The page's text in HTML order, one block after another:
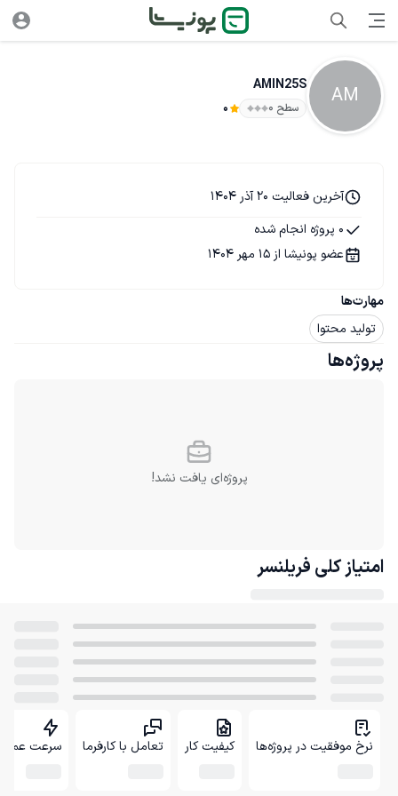
AM
AMIN25S
سطح ۰ 0
مهارت‌ها
تولید محتوا
آخرین فعالیت 20 آذر 1404
0 پروژه انجام شده
عضو پونیشا از 15 مهر 1404
پروژه‌ها
پروژه‌ای یافت نشد!
امتیاز کلی فریلنسر
نرخ موفقیت در پروژه‌ها کیفیت کار تعامل با کارفرما سرعت عمل